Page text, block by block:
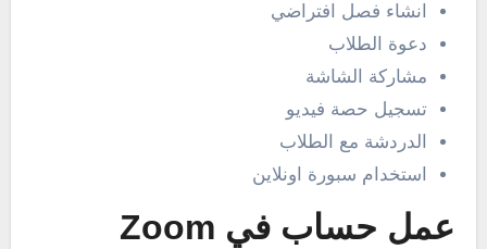
انشاء فصل افتراضي
دعوة الطلاب
مشاركة الشاشة
تسجيل حصة فيديو
الدردشة مع الطلاب
استخدام سبورة اونلاين
عمل حساب في Zoom